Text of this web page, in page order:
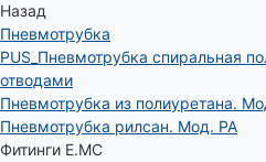
Назад
Пневмотрубка
PUS_Пневмотрубка спиральная
отводами
Пневмотрубка из полиуретана.
Пневмотрубка рилсан. Мод. PA
Фитинги E.MC